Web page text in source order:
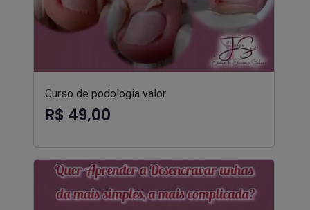
Curso de podologia valor
R$ 49,00